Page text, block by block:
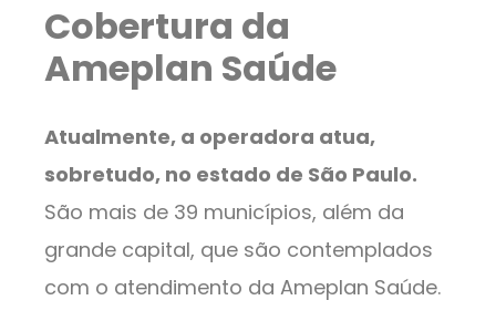
Cobertura da
Ameplan Saúde
Atualmente, a operadora atua,
sobretudo, no estado de São Paulo.
São mais de 39 municípios, além da
grande capital, que são contemplados
com o atendimento da Ameplan Saúde.